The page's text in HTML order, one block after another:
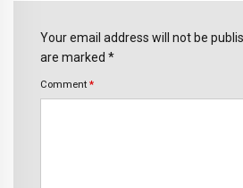
Your email address will not be
are marked *
Comment *